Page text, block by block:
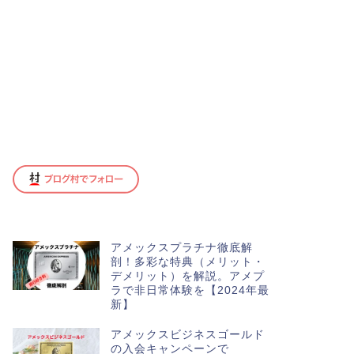
アメックスプラチナ徹底解
剖！多彩な特典（メリット・
デメリット）を解説。アメプ
ラで非日常体験を【2024年最
新】
アメックスビジネスゴールド
の入会キャンペーンで